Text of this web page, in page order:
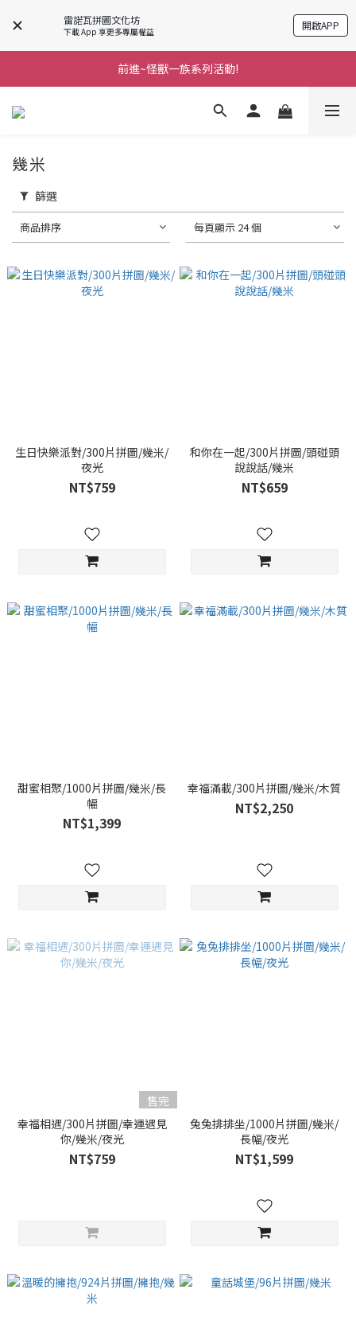
雷諾瓦拼圖文化坊
下載 App 享更多專屬權益 開啟APP
前進~怪獸一族系列活動!
前進~怪獸一族系列活動!
分享美好時光 ∣ APP好友推薦
幾米
篩選
商品排序 每頁顯示 24 個
生日快樂派對/300片拼圖/幾米/
夜光
NT$759
和你在一起/300片拼圖/頭碰頭
說說話/幾米
NT$659
甜蜜相聚/1000片拼圖/幾米/長
幅
NT$1,399
幸福滿載/300片拼圖/幾米/木質
NT$2,250
售完
幸福相遇/300片拼圖/幸運遇見
你/幾米/夜光
NT$759
兔兔排排坐/1000片拼圖/幾米/
長幅/夜光
NT$1,599